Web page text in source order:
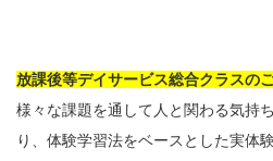
放課後等デイサービス総合クラスの
様々な課題を通して人と関わる気持
り、体験学習法をベースとした実体